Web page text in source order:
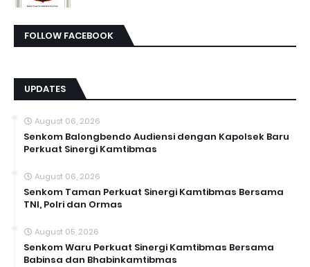
FOLLOW FACEBOOK
UPDATES
August 06, 2026
Senkom Balongbendo Audiensi dengan Kapolsek Baru
Perkuat Sinergi Kamtibmas
August 06, 2026
Senkom Taman Perkuat Sinergi Kamtibmas Bersama
TNI, Polri dan Ormas
August 05, 2026
Senkom Waru Perkuat Sinergi Kamtibmas Bersama
Babinsa dan Bhabinkamtibmas